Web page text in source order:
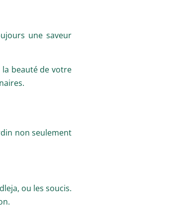
une saveur
la beauté de votre
non seulement
ou les soucis.